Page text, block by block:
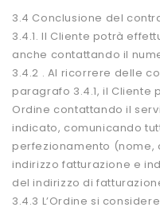
3.4 Conclusione del
3.4.1. Il Cliente potrà
anche contattando il
3.4.2 . Al ricorrere delle
paragrafo 3.4.1, il Cliente
Ordine contattando il
indicato, comunicando
perfezionamento (nome,
indirizzo fatturazione e
del indirizzo di
3.4.3 L’Ordine si